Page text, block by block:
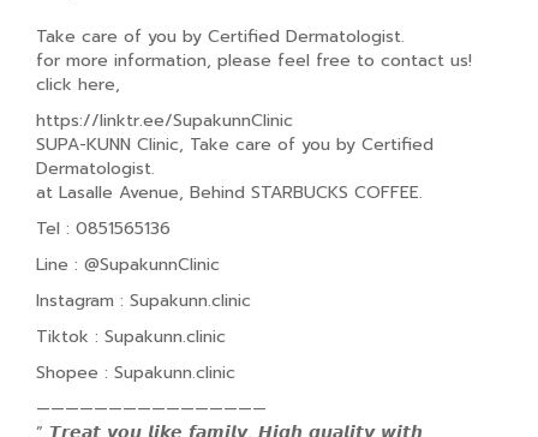
Take care of you by Certified Dermatologist.
for more information, please feel free to contact us!
click here,
https://linktr.ee/SupakunnClinic
SUPA-KUNN Clinic, Take care of you by Certified
Dermatologist.
at Lasalle Avenue, Behind STARBUCKS COFFEE.
Tel : 0851565136
Line : @SupakunnClinic
Instagram : Supakunn.clinic
Tiktok : Supakunn.clinic
Shopee : Supakunn.clinic
————————————————